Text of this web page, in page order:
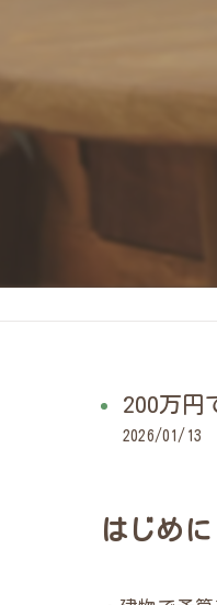
200万円
2026/01/13
はじめ